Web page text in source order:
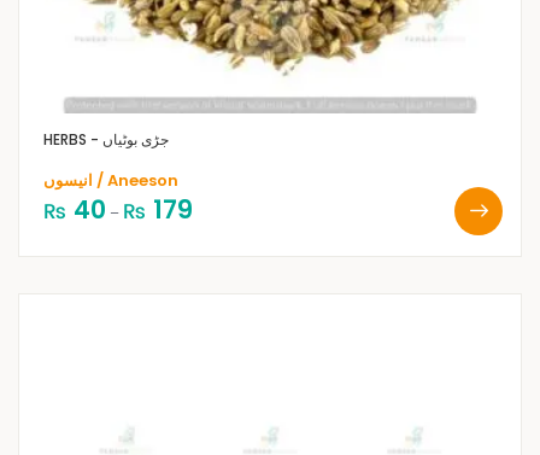
HERBS - جڑی بوٹیاں
انیسوں / Aneeson
₨ 40 – ₨ 179